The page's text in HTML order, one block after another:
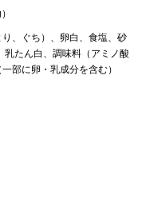
、ぐち）、卵白、食塩、砂
たん白、調味料（アミノ酸
部に卵・乳成分を含む）